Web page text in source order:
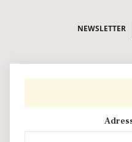
NEWSLETTER